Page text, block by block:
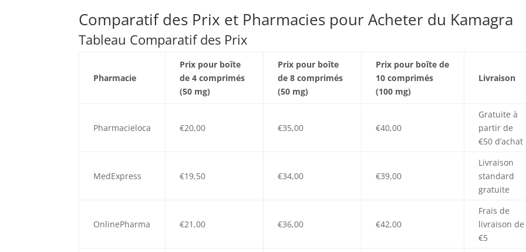
Comparatif des Prix et Pharmacies pour Acheter du Kamagra
Tableau Comparatif des Prix
Pharmacie
Prix pour boîte
de 4 comprimés
(50 mg)
Prix pour boîte
de 8 comprimés
(50 mg)
Prix pour boîte de
10 comprimés
(100 mg)
Livraison
Pharmacieloca €20,00 €35,00 €40,00
Gratuite à
partir de
€50 d’achat
MedExpress €19,50 €34,00 €39,00
Livraison
standard
gratuite
OnlinePharma €21,00 €36,00 €42,00
Frais de
livraison de
€5